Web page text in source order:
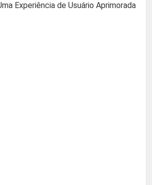
Experiência de Usuário Aprimorada